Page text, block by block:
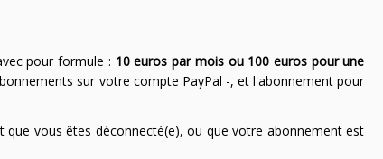
pour formule : 10 euros par mois ou 100 euros pour une
sur votre compte PayPal -, et l'abonnement pour
que vous êtes déconnecté(e), ou que votre abonnement est